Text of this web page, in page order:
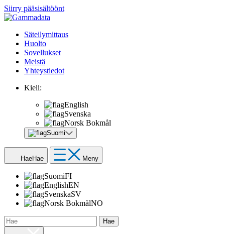
Siirry pääsisältöönt
Säteilymittaus
Huolto
Sovellukset
Meistä
Yhteystiedot
Kieli:
English
Svenska
Norsk Bokmål
Suomi
HaeHae Meny
SuomiFI
EnglishEN
SvenskaSV
Norsk BokmålNO
Hae